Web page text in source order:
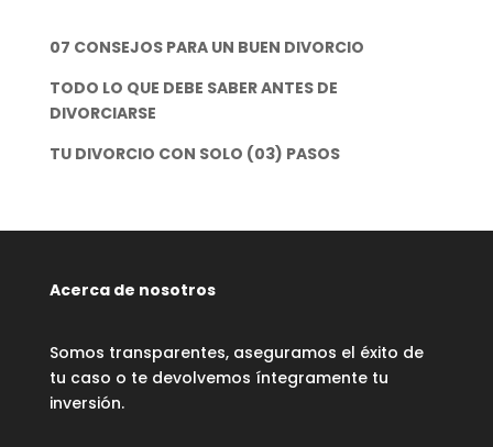
07 CONSEJOS PARA UN BUEN DIVORCIO
TODO LO QUE DEBE SABER ANTES DE
DIVORCIARSE
TU DIVORCIO CON SOLO (03) PASOS
Acerca de nosotros
Somos transparentes, aseguramos el éxito de
tu caso o te devolvemos íntegramente tu
inversión.